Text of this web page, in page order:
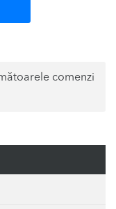
comenzi